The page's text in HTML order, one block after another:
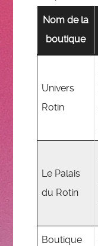
Nom de la
boutique
Univers
Rotin
Le Palais
du Rotin
Boutique